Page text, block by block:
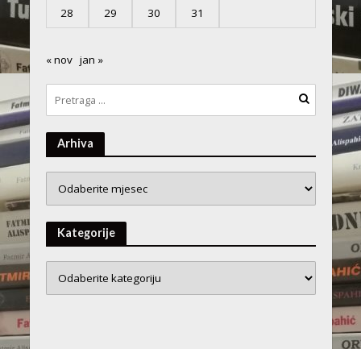
28 29 30 31
« nov jan »
Arhiva
Kategorije